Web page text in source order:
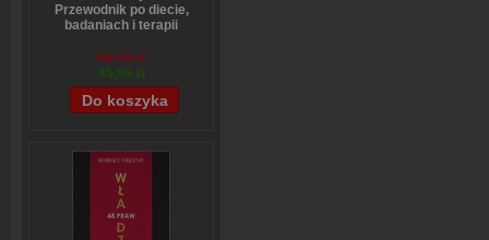
Przewodnik po diecie,
badaniach i terapii
mężczyzn
Tadeusz Oleszczuk
59,74 zł
45,06 zł